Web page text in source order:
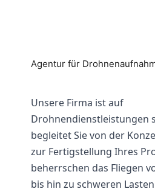
Agentur für
Unsere Firma ist auf
Drohnendienstleistungen
begleitet Sie von der
zur Fertigstellung Ihres
beherrschen das Fliegen
bis hin zu schweren